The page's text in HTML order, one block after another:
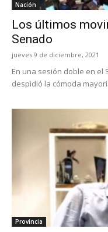
Nación
Los últimos
Senado
jueves 9 de diciembre, 2021
En una sesión doble en el
despidió la cómoda
Provincia